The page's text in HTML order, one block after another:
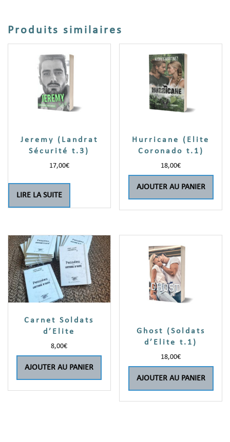
Produits similaires
Jeremy (Landrat
Sécurité t.3)
17,00€
LIRE LA SUITE
Hurricane (Elite
Coronado t.1)
18,00€
AJOUTER AU PANIER
Carnet Soldats
d’Elite
8,00€
AJOUTER AU PANIER
Ghost (Soldats
d’Elite t.1)
18,00€
AJOUTER AU PANIER